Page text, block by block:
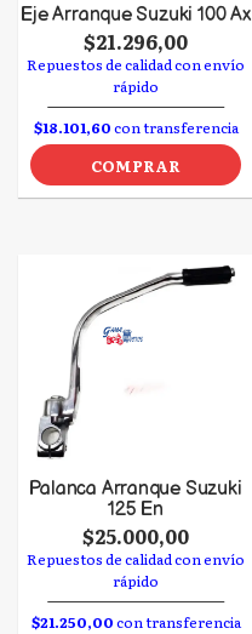
Eje Arranque Suzuki 100 Ax
$21.296,00
Repuestos de calidad con envío
rápido
$18.101,60con transferencia
COMPRAR
Palanca Arranque Suzuki
125 En
$25.000,00
Repuestos de calidad con envío
rápido
$21.250,00con transferencia